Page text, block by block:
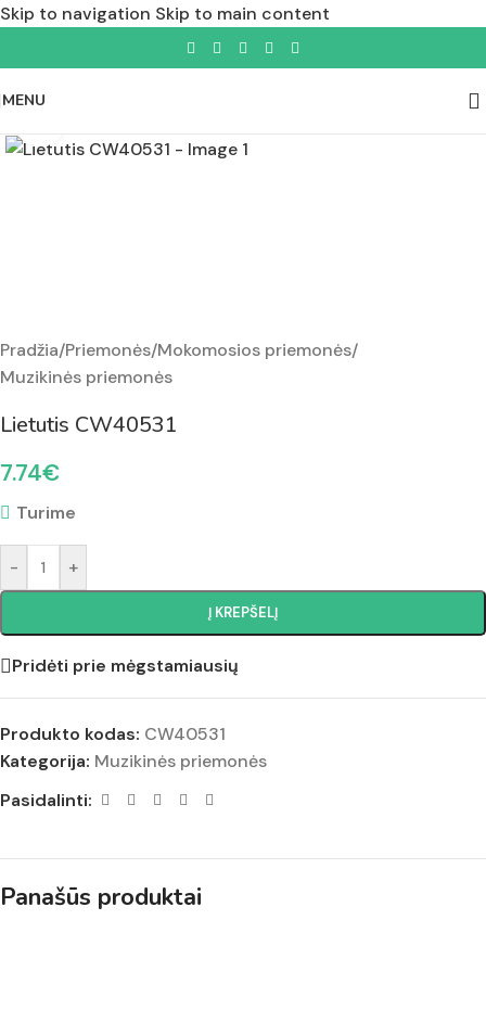
Skip to navigation Skip to main content
MENU
Pradžia/Priemonės/Mokomosios priemonės/
Muzikinės priemonės
Lietutis CW40531
7.74€
Turime
- +
Į KREPŠELĮ
Pridėti prie mėgstamiausių
Produkto kodas: CW40531
Kategorija: Muzikinės priemonės
Pasidalinti:
Panašūs produktai